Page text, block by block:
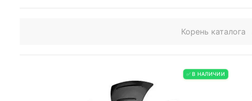
Корень каталога
✅ В НАЛИЧИИ